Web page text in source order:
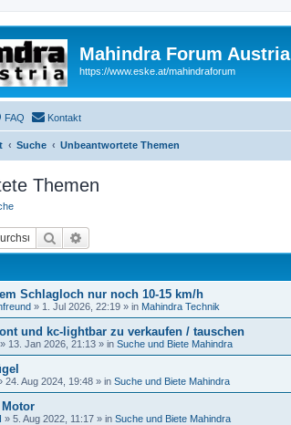
Mahindra Forum Austria
https://www.eske.at/mahindraforum
FAQ Kontakt
Suche Unbeantwortete Themen
Themen
Suche
Schlagloch nur noch 10-15 km/h
» 1. Jul 2026, 22:19 » in Mahindra Technik
und kc-lightbar zu verkaufen / tauschen
» 13. Jan 2026, 21:13 » in Suche und Biete Mahindra
24. Aug 2024, 19:48 » in Suche und Biete Mahindra
Motor
» 5. Aug 2022, 11:17 » in Suche und Biete Mahindra